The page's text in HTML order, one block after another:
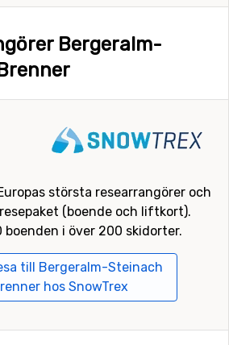
Bergeralm-
största researrangörer och
(boende och liftkort).
boenden i över 200 skidorter.
till Bergeralm-Steinach
hos SnowTrex